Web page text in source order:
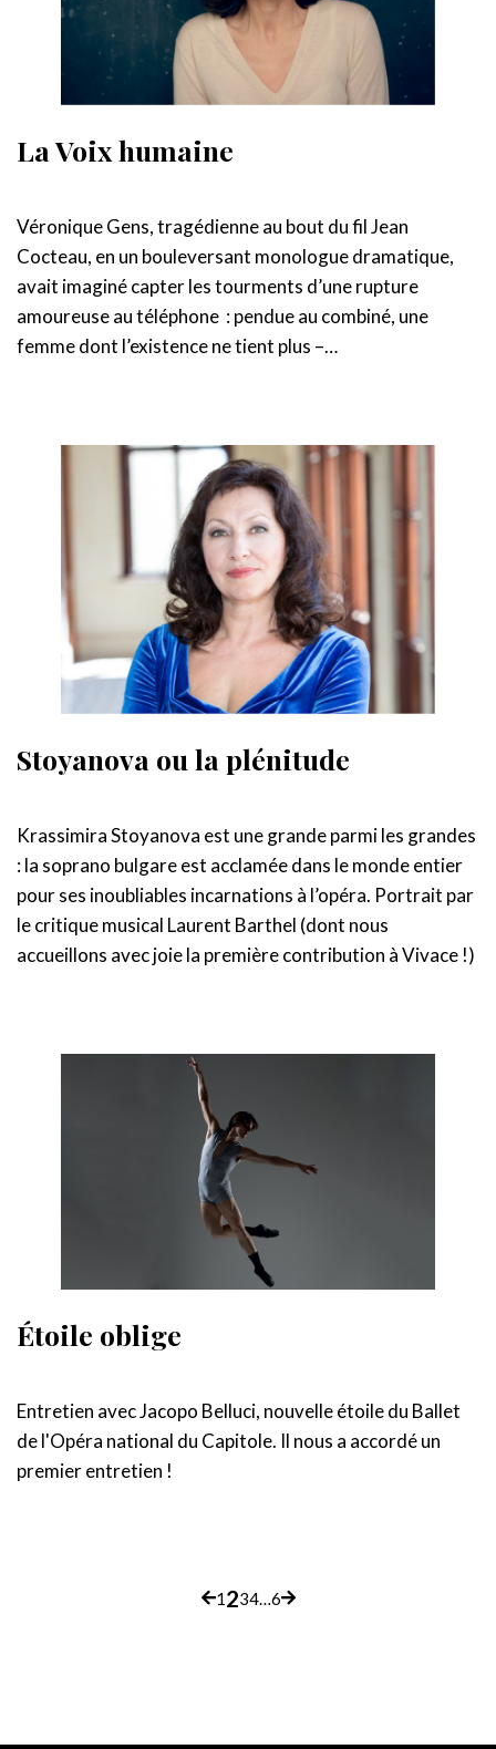
La Voix humaine
Véronique Gens, tragédienne au bout du fil Jean
Cocteau, en un bouleversant monologue dramatique,
avait imaginé capter les tourments d’une rupture
amoureuse au téléphone : pendue au combiné, une
femme dont l’existence ne tient plus –…
Stoyanova ou la plénitude
Krassimira Stoyanova est une grande parmi les grandes
: la soprano bulgare est acclamée dans le monde entier
pour ses inoubliables incarnations à l’opéra. Portrait par
le critique musical Laurent Barthel (dont nous
accueillons avec joie la première contribution à Vivace !)
Étoile oblige
Entretien avec Jacopo Belluci, nouvelle étoile du Ballet
de l'Opéra national du Capitole. Il nous a accordé un
premier entretien !
p
Page
Page
1Page
2Page
3
Page
4…
Page
6
Page